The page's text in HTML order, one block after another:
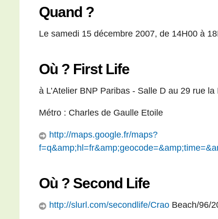
Quand ?
Le samedi 15 décembre 2007, de 14H00 à
Où ? First Life
à L’Atelier BNP Paribas - Salle D au 29 rue
Métro : Charles de Gaulle Etoile
http://maps.google.fr/maps?
Où ? Second Life
http://slurl.com/secondlife/Crao Beach/96/